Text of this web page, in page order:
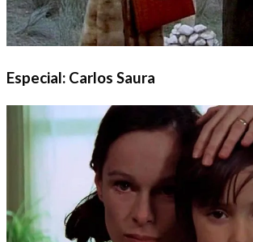
Especial: Carlos Saura